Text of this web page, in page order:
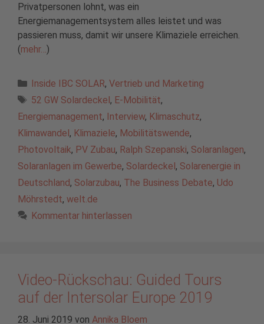
Privatpersonen lohnt, was ein
Energiemanagementsystem alles leistet und was
passieren muss, damit wir unsere Klimaziele erreichen.
(mehr… )
Kategorien
Inside IBC SOLAR, Vertrieb und Marketing
Schlagwörter
52 GW Solardeckel, E-Mobilität,
Energiemanagement, Interview, Klimaschutz,
Klimawandel, Klimaziele, Mobilitätswende,
Photovoltaik, PV Zubau, Ralph Szepanski, Solaranlagen,
Solaranlagen im Gewerbe, Solardeckel, Solarenergie in
Deutschland, Solarzubau, The Business Debate, Udo
Möhrstedt, welt.de
Kommentar hinterlassen
Video-Rückschau: Guided Tours
auf der Intersolar Europe 2019
28. Juni 2019 von Annika Bloem